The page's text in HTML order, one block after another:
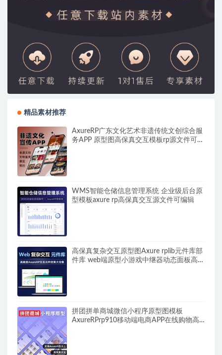
精品素材推荐
AxureRP广东文化艺术非遗传统文创综合服
务APP 原型图高保真交互模板rp源文件可编
WMS智能仓储信息管理系统 企业级后台原
型模板axure rp高保真交互源文件可编辑
高保真复杂交互原型图Axure rplib元件库部
件库 web端原型小游戏中继器动态面板高级
拼团拼单商城微信小程序原型图模板
AxureRPrp910移动端电商APP在线购物高